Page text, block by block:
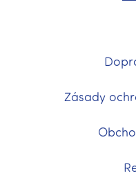
Zásady